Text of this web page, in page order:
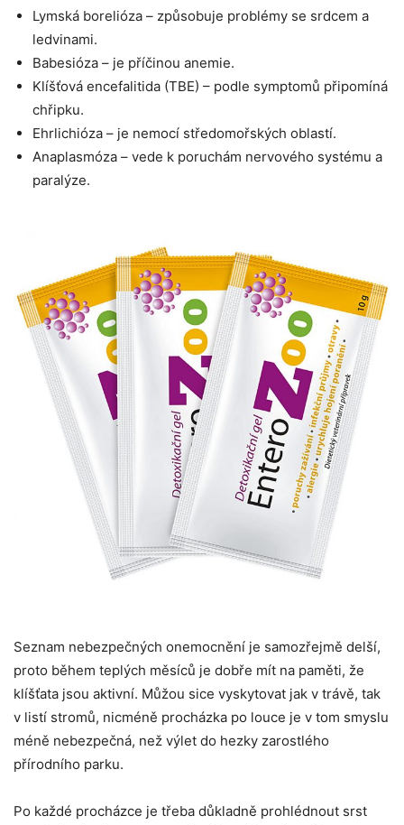
Lymská borelióza – způsobuje problémy se srdcem a
ledvinami.
Babesióza – je příčinou anemie.
Klíšťová encefalitida (TBE) – podle symptomů připomíná
chřipku.
Ehrlichióza – je nemocí středomořských oblastí.
Anaplasmóza – vede k poruchám nervového systému a
paralýze.
Seznam nebezpečných onemocnění je samozřejmě delší,
proto během teplých měsíců je dobře mít na paměti, že
klíšťata jsou aktivní. Můžou sice vyskytovat jak v trávě, tak
v listí stromů, nicméně procházka po louce je v tom smyslu
méně nebezpečná, než výlet do hezky zarostlého
přírodního parku.
Po každé procházce je třeba důkladně prohlédnout srst